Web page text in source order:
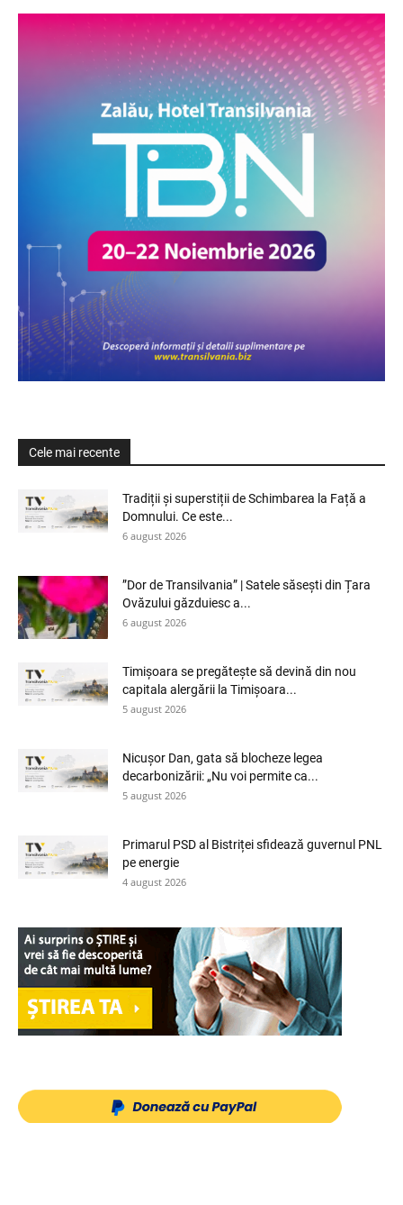
Cele mai recente
Tradiții și superstiții de Schimbarea la Față a
Domnului. Ce este...
6 august 2026
”Dor de Transilvania” | Satele săsești din Țara
Ovăzului găzduiesc a...
6 august 2026
Timișoara se pregătește să devină din nou
capitala alergării la Timișoara...
5 august 2026
Nicușor Dan, gata să blocheze legea
decarbonizării: „Nu voi permite ca...
5 august 2026
Primarul PSD al Bistriței sfidează guvernul PNL
pe energie
4 august 2026